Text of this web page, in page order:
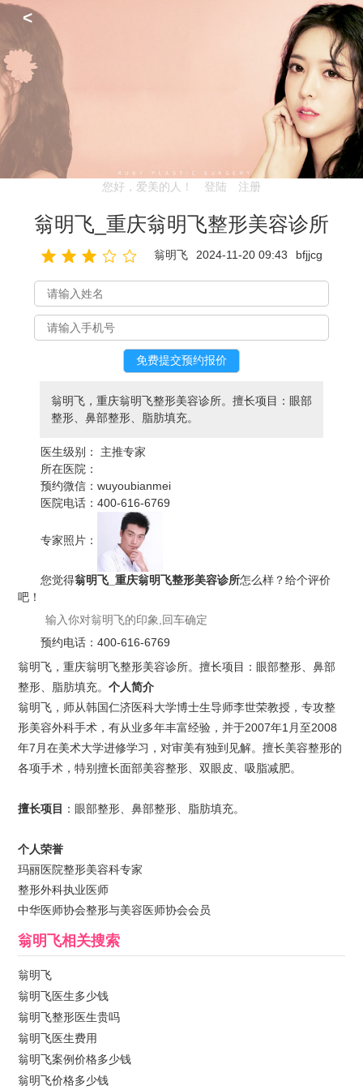
<
您好，爱美的人！ 登陆 注册
翁明飞_重庆翁明飞整形美容诊所
翁明飞 2024-11-20 09:43 bfjjcg
翁明飞，重庆翁明飞整形美容诊所。擅长项目：眼部
整形、鼻部整形、脂肪填充。
医生级别：
主推专家
所在医院：
预约微信：wuyoubianmei
医院电话：400-616-6769
专家照片：
您觉得翁明飞_重庆翁明飞整形美容诊所怎么样？给个评价
吧！
预约电话：400-616-6769
翁明飞，重庆翁明飞整形美容诊所。擅长项目：眼部整形、鼻部
整形、脂肪填充。个人简介
翁明飞，师从韩国仁济医科大学博士生导师李世荣教授，专攻整
形美容外科手术，有从业多年丰富经验，并于2007年1月至2008
年7月在美术大学进修学习，对审美有独到见解。擅长美容整形的
各项手术，特别擅长面部美容整形、双眼皮、吸脂减肥。
擅长项目 ：眼部整形、鼻部整形、脂肪填充。
个人荣誉
玛丽医院整形美容科专家
整形外科执业医师
中华医师协会整形与美容医师协会会员
翁明飞相关搜索
翁明飞
翁明飞医生多少钱
翁明飞整形医生贵吗
翁明飞医生费用
翁明飞案例价格多少钱
翁明飞价格多少钱